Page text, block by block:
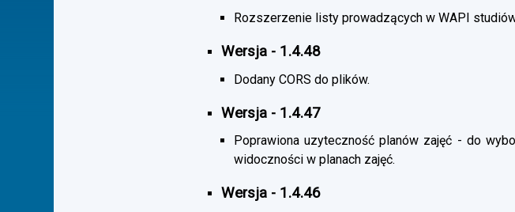
Rozszerzenie listy prowadzących w WAPI
Wersja - 1.4.48
Dodany CORS do plików.
Wersja - 1.4.47
Poprawiona uzyteczność planów zajęć - do
widoczności w planach zajęć.
Wersja - 1.4.46